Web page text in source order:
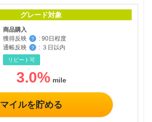
グレード対象
商品購入
獲得反映
？ : 90日程度
通帳反映
？ : ３日以内
リピート可
3.0%
マイルを貯める